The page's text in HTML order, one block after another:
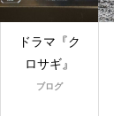
ドラマ『ク
ロサギ』
ブログ